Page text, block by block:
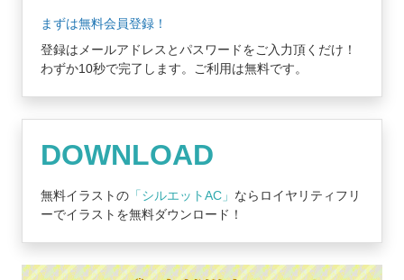
まずは無料会員登録！
登録はメールアドレスとパスワードをご入力頂くだけ！
わずか10秒で完了します。ご利用は無料です。
DOWNLOAD
無料イラストの 「シルエットAC」 ならロイヤリティフリ
ーでイラストを無料ダウンロード！